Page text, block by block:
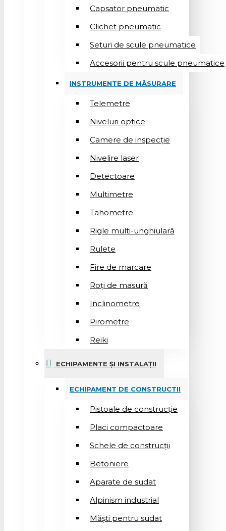
Capsator pneumatic
Clichet pneumatic
Seturi de scule pneumatice
Accesorii pentru scule pneumatice
INSTRUMENTE DE MĂSURARE
Telemetre
Niveluri optice
Camere de inspecție
Nivelire laser
Detectoare
Multimetre
Tahometre
Rigle multi-unghiulară
Rulete
Fire de marcare
Roți de masură
Inclinometre
Pirometre
Reiki
ECHIPAMENTE ȘI INSTALAȚII
ECHIPAMENT DE CONSTRUCTII
Pistoale de construcție
Placi compactoare
Schele de construcții
Betoniere
Aparate de sudat
Alpinism industrial
Măști pentru sudat